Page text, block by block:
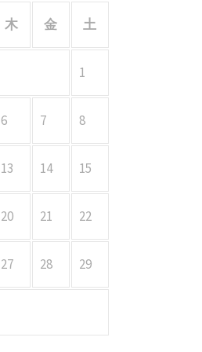
木 金 土
1
6 7 8
13 14 15
20 21 22
27 28 29